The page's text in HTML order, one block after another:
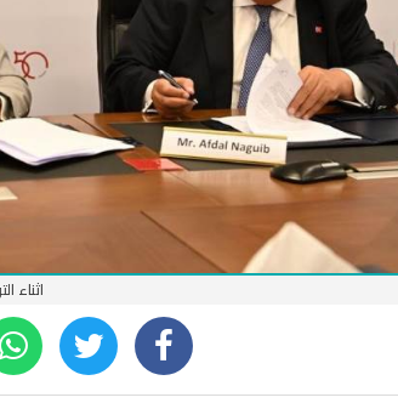
اثناء